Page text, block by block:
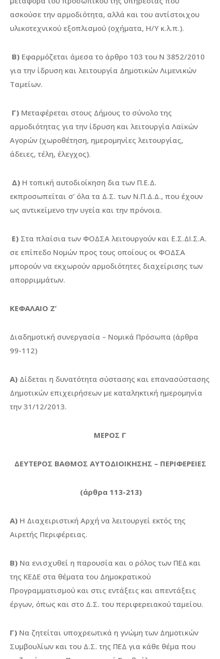
ασκούσε την αρμοδιότητα, αλλά και του αντίστοιχου
υλικοτεχνικού εξοπλισμού (οχήματα, Η/Υ κ.λ.π.).
Β) Εφαρμόζεται άμεσα το άρθρο 103 του Ν 3852/2010
για την ίδρυση και λειτουργία Δημοτικών Λιμενικών
Ταμείων.
Γ) Μεταφέρεται στους Δήμους το σύνολο της
αρμοδιότητας για την ίδρυση και λειτουργία Λαϊκών
Αγορών (χωροθέτηση, ημερομηνίες λειτουργίας,
άδειες, τέλη, έλεγχος).
Δ) Η τοπική αυτοδιοίκηση δια των Π.Ε.Δ.
εκπροσωπείται σ’ όλα τα Δ.Σ. των Ν.Π.Δ.Δ., που έχουν
ως αντικείμενο την υγεία και την πρόνοια.
Ε) Στα πλαίσια των ΦΟΔΣΑ λειτουργούν και Ε.Σ.ΔΙ.Σ.Α.
σε επίπεδο Νομών προς τους οποίους οι ΦΟΔΣΑ
μπορούν να εκχωρούν αρμοδιότητες διαχείρισης των
απορριμμάτων.
ΚΕΦΑΛΑΙΟ Ζ’
Διαδημοτική συνεργασία – Νομικά Πρόσωπα (άρθρα
99-112)
Α) Δίδεται η δυνατότητα σύστασης και επανασύστασης
Δημοτικών επιχειρήσεων με καταληκτική ημερομηνία
την 31/12/2013.
ΜΕΡΟΣ Γ
ΔΕΥΤΕΡΟΣ ΒΑΘΜΟΣ ΑΥΤΟΔΙΟΙΚΗΣΗΣ – ΠΕΡΙΦΕΡΕΙΕΣ
(άρθρα 113-213)
Α) Η Διαχειριστική Αρχή να λειτουργεί εκτός της
Αιρετής Περιφέρειας.
Β) Να ενισχυθεί η παρουσία και ο ρόλος των ΠΕΔ και
της ΚΕΔΕ στα θέματα του Δημοκρατικού
Προγραμματισμού και στις εντάξεις και απεντάξεις
έργων, όπως και στο Δ.Σ. του περιφερειακού ταμείου.
Γ) Να ζητείται υποχρεωτικά η γνώμη των Δημοτικών
Συμβουλίων και του Δ.Σ. της ΠΕΔ για κάθε θέμα που